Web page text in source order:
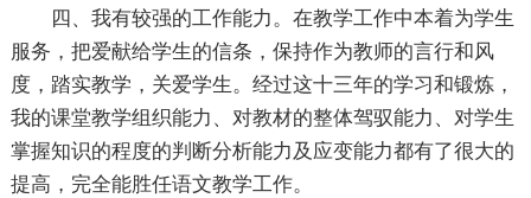
四、我有较强的工作能力。在教学工作中本着为学生
服务，把爱献给学生的信条，保持作为教师的言行和风
度，踏实教学，关爱学生。经过这十三年的学习和锻炼，
我的课堂教学组织能力、对教材的整体驾驭能力、对学生
掌握知识的程度的判断分析能力及应变能力都有了很大的
提高，完全能胜任语文教学工作。